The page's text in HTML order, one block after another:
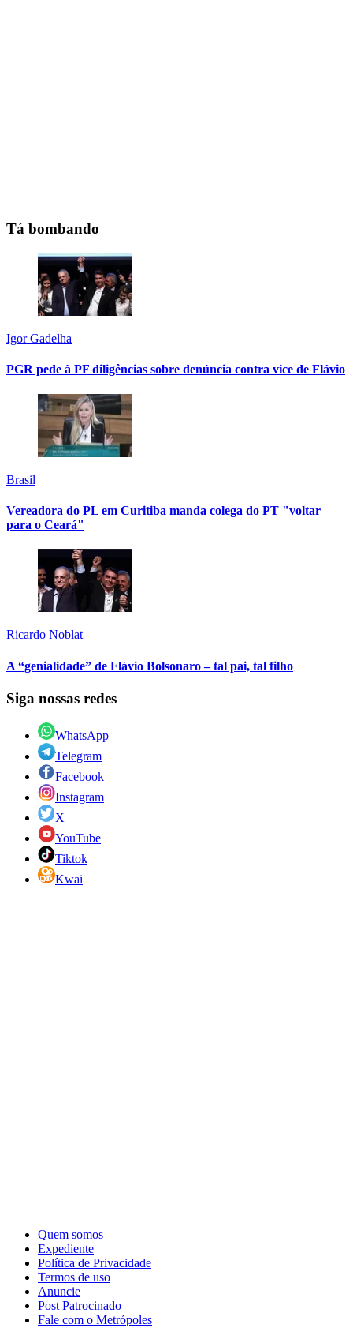
Tá bombando
Igor Gadelha
PGR pede à PF diligências sobre denúncia contra vice de Flávio
Brasil
Vereadora do PL em Curitiba manda colega do PT "voltar
para o Ceará"
Ricardo Noblat
A “genialidade” de Flávio Bolsonaro – tal pai, tal filho
Siga nossas redes
WhatsApp
Telegram
Facebook
Instagram
X
YouTube
Tiktok
Kwai
Quem somos
Expediente
Política de Privacidade
Termos de uso
Anuncie
Post Patrocinado
Fale com o Metrópoles